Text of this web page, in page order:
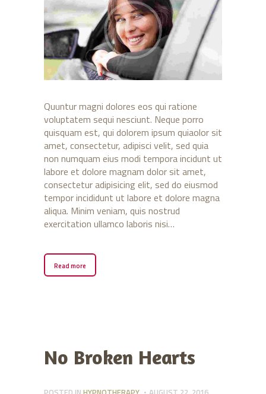
Quuntur magni dolores eos qui ratione
voluptatem sequi nesciunt. Neque porro
quisquam est, qui dolorem ipsum quiaolor sit
amet, consectetur, adipisci velit, sed quia
non numquam eius modi tempora incidunt ut
labore et dolore magnam dolor sit amet,
consectetur adipisicing elit, sed do eiusmod
tempor incididunt ut labore et dolore magna
aliqua. Minim veniam, quis nostrud
exercitation ullamco laboris nisi…
Read more
No Broken Hearts